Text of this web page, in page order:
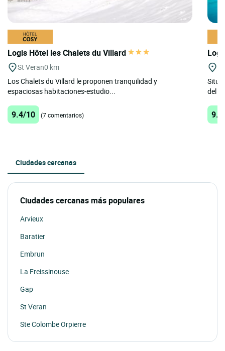
Logis Hôtel les Chalets du Villard
St Veran0 km
Los Chalets du Villard le proponen tranquilidad y
espaciosas habitaciones-estudio...
9.4/10 (7 comentarios)
del
Ciudades cercanas
Ciudades cercanas más populares
Arvieux
Baratier
Embrun
La Freissinouse
Gap
St Veran
Ste Colombe Orpierre